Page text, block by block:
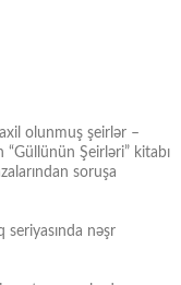
olunmuş şeirlər –
“Güllünün Şeirləri” kitabı
soruşa
seriyasında nəşr